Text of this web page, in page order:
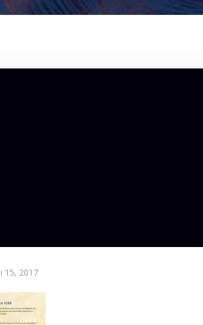
15, 2017